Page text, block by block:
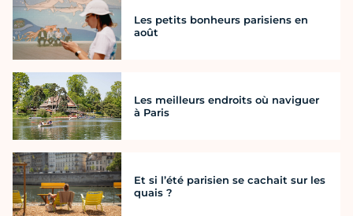
Les petits bonheurs parisiens en
août
Les meilleurs endroits où naviguer
à Paris
Et si l’été parisien se cachait sur les
quais ?